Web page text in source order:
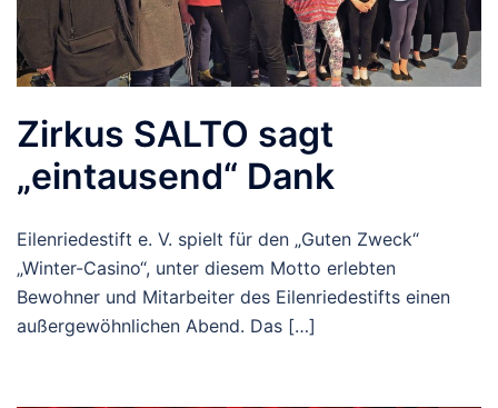
Zirkus SALTO sagt
„eintausend“ Dank
Eilenriedestift e. V. spielt für den „Guten Zweck“
„Winter-Casino“, unter diesem Motto erlebten
Bewohner und Mitarbeiter des Eilenriedestifts einen
außergewöhnlichen Abend. Das […]